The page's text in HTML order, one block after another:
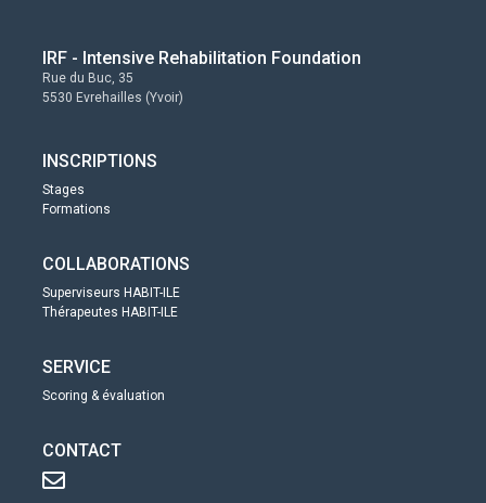
IRF - Intensive Rehabilitation Foundation
Rue du Buc, 35
5530 Evrehailles (Yvoir)
INSCRIPTIONS
Stages
Formations
COLLABORATIONS
Superviseurs HABIT-ILE
Thérapeutes HABIT-ILE
SERVICE
Scoring & évaluation
CONTACT